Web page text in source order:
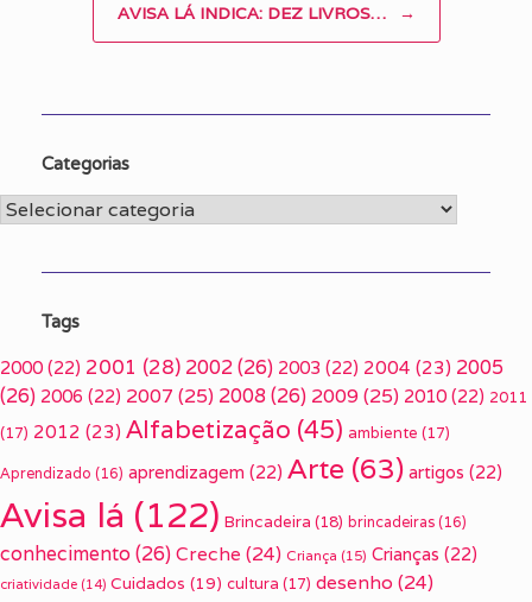
AVISA LÁ INDICA: DEZ LIVROS… →
Categorias
Categorias
Tags
2000 (22) 2001 (28) 2002(26) 2003 (22) 2004 (23) 2005
(26) 2006 (22) 2007 (25) 2008(26) 2009(25) 2010 (22) 2011
(17) 2012 (23) Alfabetização (45) ambiente (17)
Aprendizado (16) aprendizagem (22) Arte (63) artigos (22)
Avisa lá (122) Brincadeira (18) brincadeiras (16)
conhecimento(26) Creche (24) Criança (15) Crianças (22)
criatividade (14) Cuidados (19) cultura (17) desenho (24)